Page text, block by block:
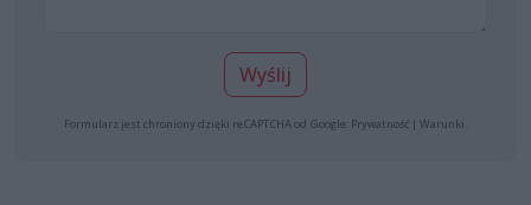
Wyślij
Formularz jest chroniony dzięki reCAPTCHA od Google: Prywatność | Warunki